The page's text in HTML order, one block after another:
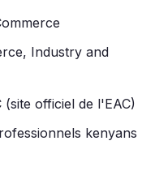
Industry and
(site officiel de l'EAC)
kenyans